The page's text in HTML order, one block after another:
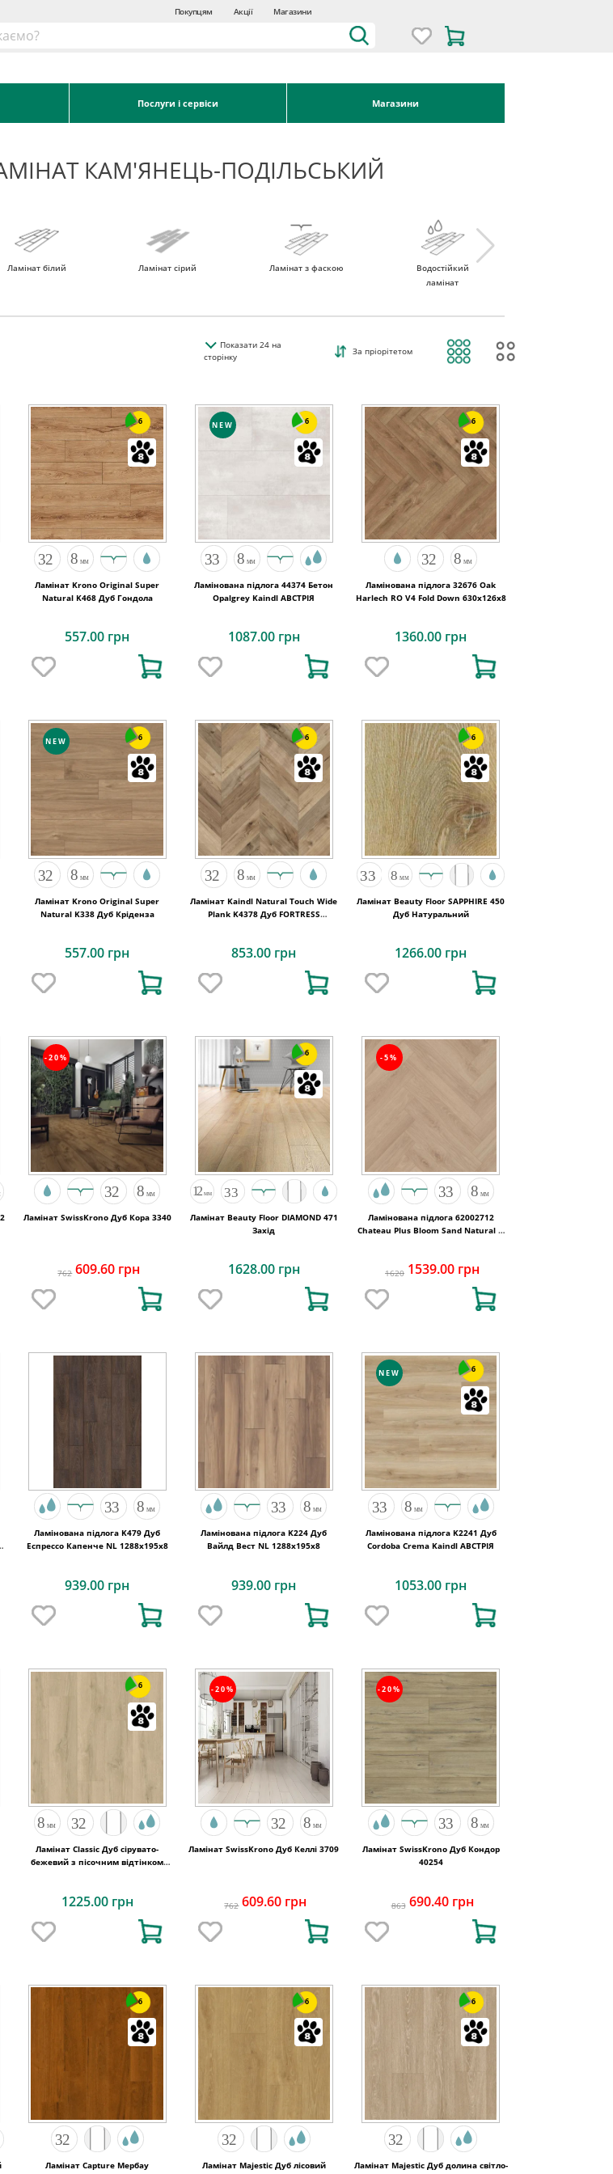
Покупцям Акції Магазини
Послуги і сервіси Магазини
КАМ'ЯНЕЦЬ-ПОДІЛЬСЬКИЙ
Ламінат білий Ламінат сірий Ламінат з фаскою
Водостійкий
ламінат
Показати24на
сторінку
За пріорітетом
6
Ламінат Krono Original Super
Natural K468 Дуб Гондола
557.00 грн
NEW 6
Ламінована підлога 44374 Бетон
Opalgrey Kaindl АВСТРІЯ
1087.00 грн
6
Ламінована підлога 32676 Oak
Harlech RO V4 Fold Down 630x126x8
1360.00 грн
NEW 6
Ламінат Krono Original Super
Natural K338 Дуб Кріденза
557.00 грн
6
Ламінат Kaindl Natural Touch Wide
Plank K4378 Дуб FORTRESS
853.00 грн
6
Ламінат Beauty Floor SAPPHIRE 450
Дуб Натуральний
1266.00 грн
-20%
Ламінат SwissKrono Дуб Кора 3340
762 609.60 грн
6
Ламінат Beauty Floor DIAMOND 471
Захід
1628.00 грн
-5%
Ламінована підлога 62002712
Chateau Plus Bloom Sand Natural A
1620 1539.00 грн
Ламінована підлога K479 Дуб
Еспрессо Капенче NL 1288x195x8
939.00 грн
Ламінована підлога K224 Дуб
Вайлд Вест NL 1288x195x8
939.00 грн
NEW 6
Ламінована підлога K2241 Дуб
Cordoba Crema Kaindl АВСТРІЯ
1053.00 грн
6
Ламінат Classic Дуб сірувато-
бежевий з пісочним відтінком
1225.00 грн
-20%
Ламінат SwissKrono Дуб Келлі 3709
762 609.60 грн
-20%
Ламінат SwissKrono Дуб Кондор
40254
863 690.40 грн
6
Ламінат Capture Мербау
6
Ламінат Majestic Дуб лісовий
6
Ламінат Majestic Дуб долина світло-